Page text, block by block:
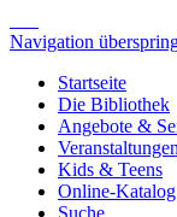
Navigation
Startseite
Die Bibliothek
Angebote &
Veranstaltungen
Kids & Teens
Online-
Suche